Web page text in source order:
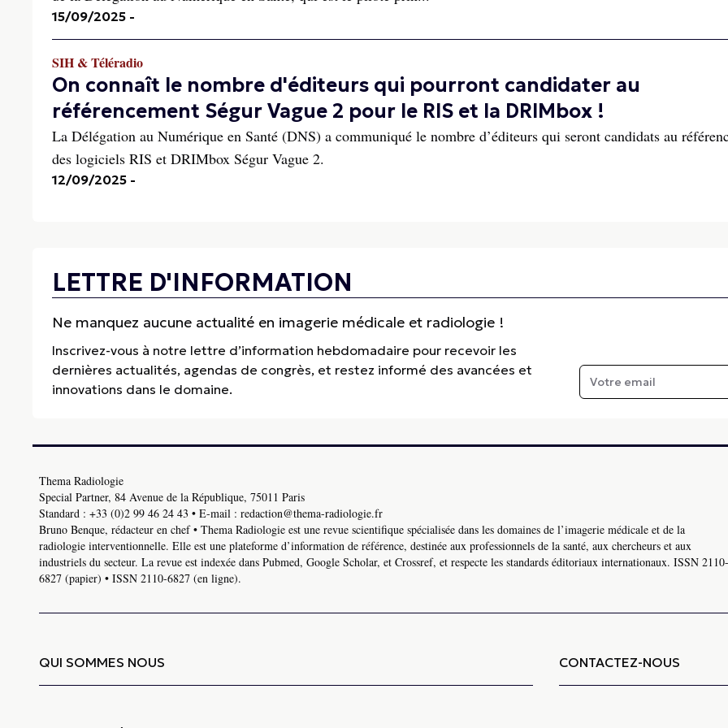
15/09/2025 -
SIH & Téléradio
On connaît le nombre d'éditeurs qui pourront candidater au
référencement Ségur Vague 2 pour le RIS et la DRIMbox !
La Délégation au Numérique en Santé (DNS) a communiqué le nombre d’éditeurs qui seront candidats au
des logiciels RIS et DRIMbox Ségur Vague 2.
12/09/2025 -
LETTRE D'INFORMATION
Ne manquez aucune actualité en imagerie médicale et radiologie !
Inscrivez-vous à notre lettre d’information hebdomadaire pour recevoir les
dernières actualités, agendas de congrès, et restez informé des avancées et
innovations dans le domaine.
Thema Radiologie
Special Partner, 84 Avenue de la République, 75011 Paris
Standard : +33 (0)2 99 46 24 43 • E-mail : redaction@thema-radiologie.fr
Bruno Benque, rédacteur en chef • Thema Radiologie est une revue scientifique spécialisée dans les domaines de l’imagerie médicale et de la
radiologie interventionnelle. Elle est une plateforme d’information de référence, destinée aux professionnels de la santé, aux chercheurs et aux
industriels du secteur. La revue est indexée dans Pubmed, Google Scholar, et Crossref, et respecte les standards éditoriaux internationaux. ISSN 2110-
6827 (papier) • ISSN 2110-6827 (en ligne).
QUI SOMMES NOUS CONTACTEZ-NOUS